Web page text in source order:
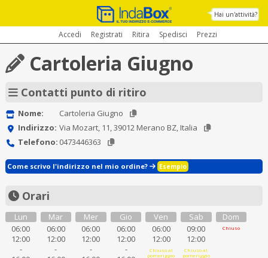
Hai un'attività?
Accedi Registrati Ritira Spedisci Prezzi
Cartoleria Giugno
Contatti punto di ritiro
Nome:
Cartoleria Giugno
Indirizzo: Via Mozart, 11, 39012 Merano BZ, Italia
Telefono: 0473446363
Come scrivo l'indirizzo nel mio ordine? Esempio
Orari
Lun
06:00
12:00
-
Mar
06:00
12:00
-
Mer
06:00
12:00
-
Gio
06:00
12:00
-
Ven
06:00
12:00
Chiuso al
pomeriggio
Sab
09:00
12:00
Chiuso al
pomeriggio
Dom
Chiuso